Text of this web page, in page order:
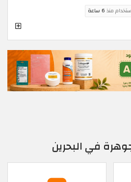
منذ 6 ساعة
في البحرين